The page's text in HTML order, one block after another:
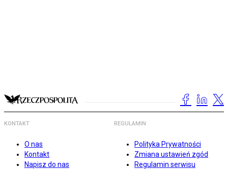
KONTAKT
O nas
Kontakt
Napisz do nas
REGULAMIN
Polityka Prywatności
Zmiana ustawień zgód
Regulamin serwisu